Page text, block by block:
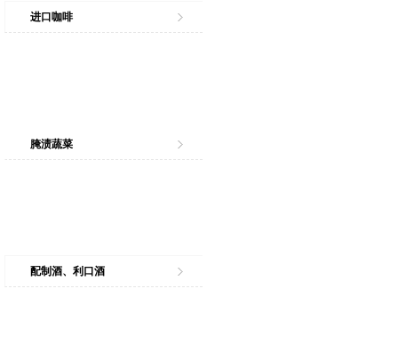
进口咖啡
腌渍蔬菜
配制酒、利口酒